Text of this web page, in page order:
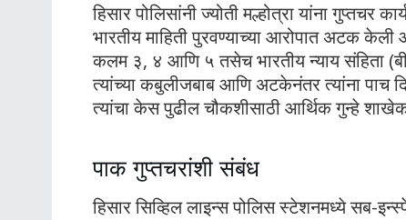
हिसार पोलिसांनी ज्योती मल्होत्रा यांना
भारतीय माहिती पुरवण्याच्या आरोपात अटक
कलम ३, ४ आणि ५ तसेच भारतीय न्याय संहिता
त्यांच्या कबुलीजबाब आणि अटकेनंतर त्यांना पाच
त्यांचा केस पुढील चौकशीसाठी आर्थिक गुन्हे
पाक गुप्तचरांशी संबंध
हिसार सिव्हिल लाइन्स पोलिस स्टेशनमध्ये सब-